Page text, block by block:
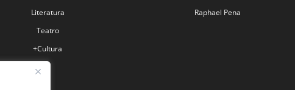
Literatura
Teatro
+Cultura
Raphael Pena